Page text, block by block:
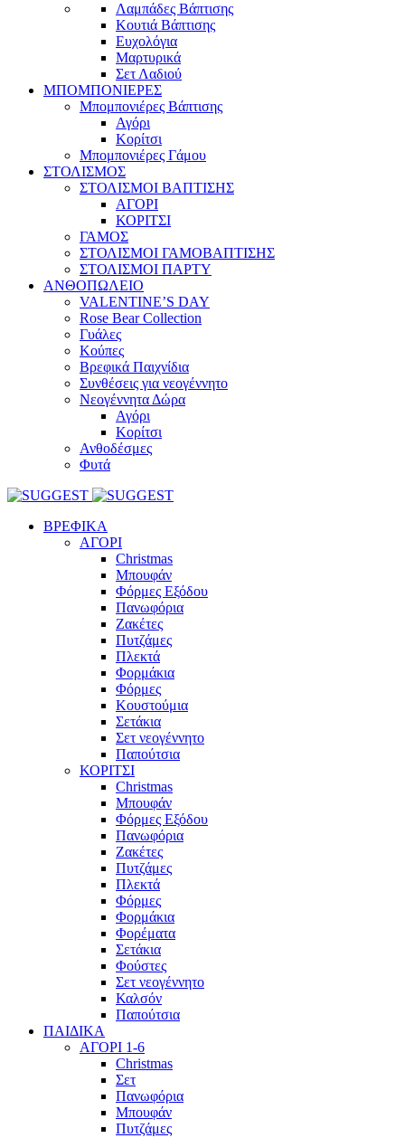
Λαμπάδες Βάπτισης
Κουτιά Βάπτισης
Ευχολόγια
Μαρτυρικά
Σετ Λαδιού
ΜΠΟΜΠΟΝΙΕΡΕΣ
Μπομπονιέρες Βάπτισης
Αγόρι
Κορίτσι
Μπομπονιέρες Γάμου
ΣΤΟΛΙΣΜΟΣ
ΣΤΟΛΙΣΜΟΙ ΒΑΠΤΙΣΗΣ
ΑΓΟΡΙ
ΚΟΡΙΤΣΙ
ΓΑΜΟΣ
ΣΤΟΛΙΣΜΟΙ ΓΑΜΟΒΑΠΤΙΣΗΣ
ΣΤΟΛΙΣΜΟΙ ΠΑΡΤΥ
ΑΝΘΟΠΩΛΕΙΟ
VALENTINE’S DAY
Rose Bear Collection
Γυάλες
Κούπες
Βρεφικά Παιχνίδια
Συνθέσεις για νεογέννητο
Νεογέννητα Δώρα
Αγόρι
Κορίτσι
Ανθοδέσμες
Φυτά
ΒΡΕΦΙΚΑ
ΑΓΟΡΙ
Christmas
Μπουφάν
Φόρμες Εξόδου
Πανωφόρια
Ζακέτες
Πυτζάμες
Πλεκτά
Φορμάκια
Φόρμες
Κουστούμια
Σετάκια
Σετ νεογέννητο
Παπούτσια
ΚΟΡΙΤΣΙ
Christmas
Μπουφάν
Φόρμες Εξόδου
Πανωφόρια
Ζακέτες
Πυτζάμες
Πλεκτά
Φόρμες
Φορμάκια
Φορέματα
Σετάκια
Φούστες
Σετ νεογέννητο
Καλσόν
Παπούτσια
ΠΑΙΔΙΚΑ
ΑΓΟΡΙ 1-6
Christmas
Σετ
Πανωφόρια
Μπουφάν
Πυτζάμες